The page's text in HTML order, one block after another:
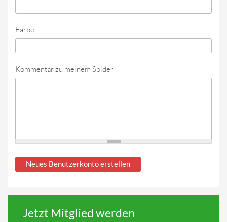
Farbe
Kommentar zu meinem Spider
Jetzt Mitglied werden